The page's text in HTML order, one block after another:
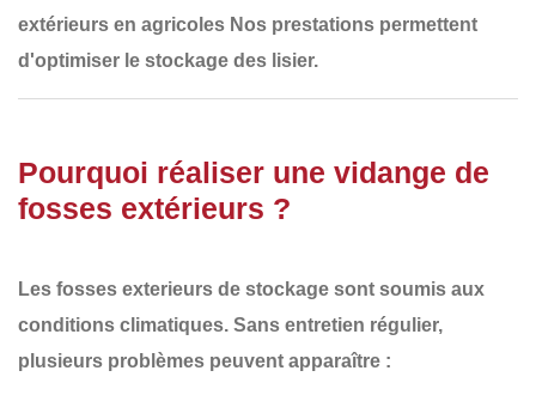
extérieurs en agricoles Nos prestations permettent
d'optimiser le stockage des lisier.
Pourquoi réaliser une vidange de
fosses extérieurs ?
Les fosses exterieurs de stockage sont soumis aux
conditions climatiques. Sans entretien régulier,
plusieurs problèmes peuvent apparaître :